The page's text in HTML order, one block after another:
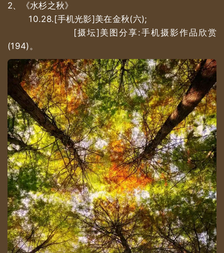
2、《水杉之秋》
10.28.[手机光影]美在金秋(六);
[摄坛]美图分享:手机摄影作品欣赏
(194)。